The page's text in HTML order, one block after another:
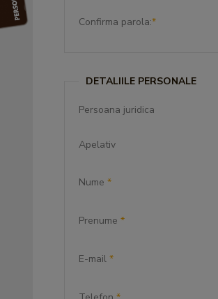
Confirma parola:*
DETALIILE PERSONALE
Persoana juridica
Apelativ
Nume *
Prenume *
E-mail *